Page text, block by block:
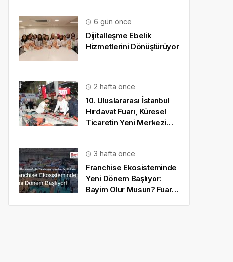
6 gün önce
Dijitalleşme Ebelik
Hizmetlerini Dönüştürüyor
2 hafta önce
10. Uluslararası İstanbul
Hırdavat Fuarı, Küresel
Ticaretin Yeni Merkezi
3 hafta önce
Franchise Ekosisteminde
Yeni Dönem Başlıyor:
Bayim Olur Musun? Fuarı